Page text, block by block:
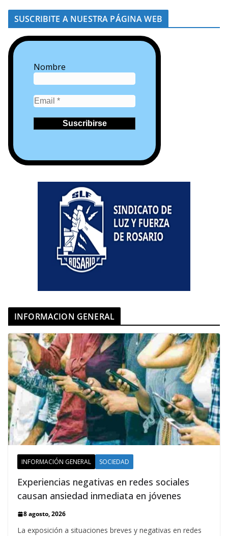
SUSCRIBITE A NUESTRA PÁGINA WEB
Nombre
INFORMACION GENERAL
INFORMACIÓN GENERAL SOCIEDAD
Experiencias negativas en redes sociales
causan ansiedad inmediata en jóvenes
8 agosto, 2026
La exposición a situaciones breves y negativas en redes